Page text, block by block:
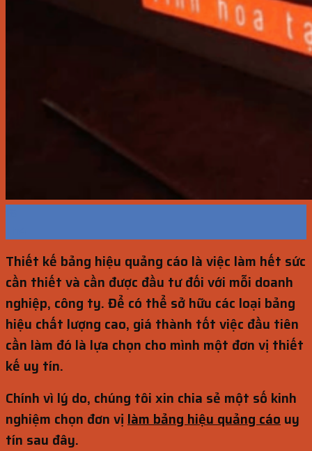
Thiết kế bảng hiệu quảng cáo là việc làm hết sức
cần thiết và cần được đầu tư đối với mỗi doanh
nghiệp, công ty. Để có thể sở hữu các loại bảng
hiệu chất lượng cao, giá thành tốt việc đầu tiên
cần làm đó là lựa chọn cho mình một đơn vị thiết
kế uy tín.
Chính vì lý do, chúng tôi xin chia sẻ một số kinh
nghiệm chọn đơn vị làm bảng hiệu quảng cáo uy
tín sau đây.